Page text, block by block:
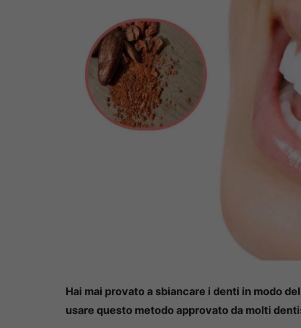
Hai mai provato a sbiancare i denti in modo
usare questo metodo approvato da molti